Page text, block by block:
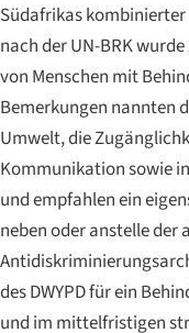
Südafrikas
nach der UN-BRK
von Menschen mit
Bemerkungen nannten
Umwelt, die
Kommunikation sowie
und empfahlen ein
neben oder anstelle der
des DWYPD für ein
und im mittelfristigen